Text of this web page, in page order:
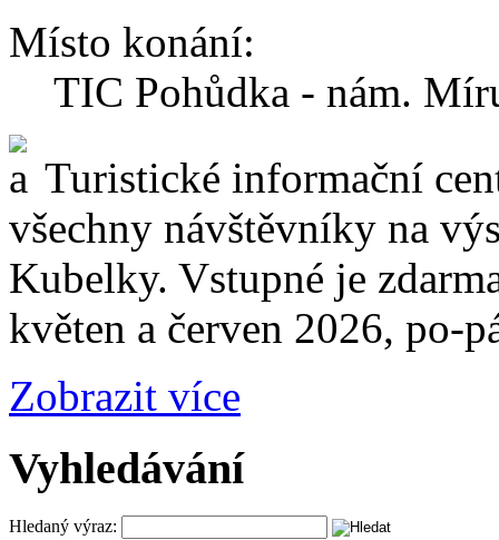
Místo konání:
TIC Pohůdka - nám.
Turistické informační
všechny návštěvníky na
Kubelky. Vstupné je
květen a červen 2026, po-
Zobrazit více
Vyhledávání
Hledaný výraz: